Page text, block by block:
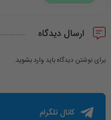
ارسال دیدگاه
برای نوشتن دیدگاه باید وارد بشوید.
کانال تلگرام